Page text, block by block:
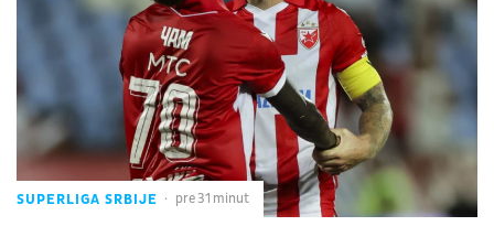
SUPERLIGA SRBIJE pre 31 minut